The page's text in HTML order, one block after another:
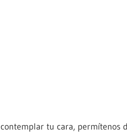
tu cara, permítenos